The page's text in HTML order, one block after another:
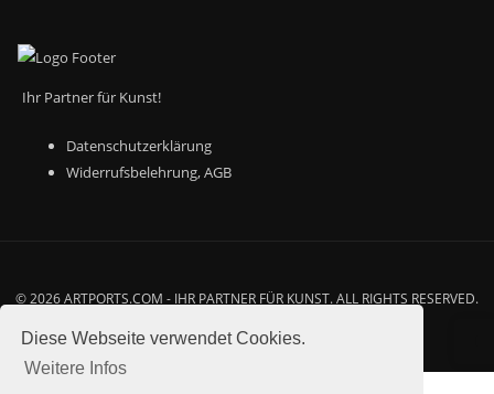
Diese Webseite verwendet Cookies.
Weitere Infos
Ihr Partner für Kunst!
Datenschutzerklärung
Widerrufsbelehrung,AGB
© 2026 ARTPORTS.COM - IHR PARTNER FÜR KUNST. ALL RIGHTS RESERVED.